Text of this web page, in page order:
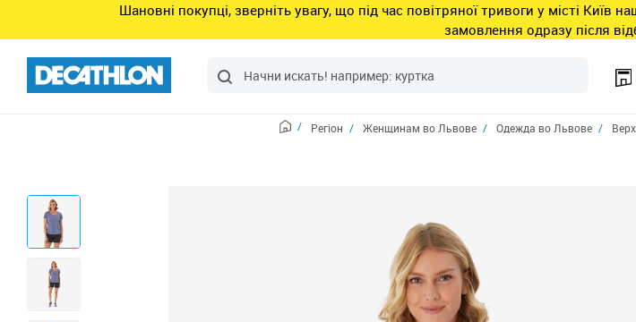
Шановні покупці, зверніть увагу, що під час повітряної тривоги у місті
замовлення одразу після
Регіон Женщинам во Львове Одежда во Львове